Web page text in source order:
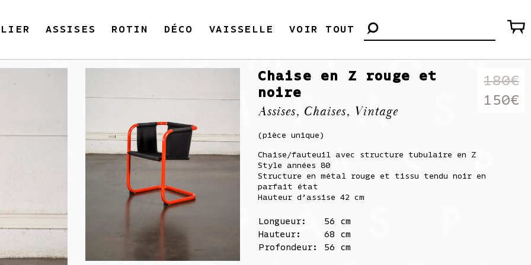
ASSISES ROTIN DÉCO VAISSELLE VOIR TOUT
180€
Le
180€.
150€
est :
Chaise en Z rouge et
noire
Assises, Chaises, Vintage
(pièce unique)
Chaise/fauteuil avec structure tubulaire en Z
Style années 80
Structure en métal rouge et tissu tendu noir en
parfait état
Hauteur d’assise 42 cm
Longueur:
56 cm
Hauteur:
68 cm
Profondeur:
56 cm